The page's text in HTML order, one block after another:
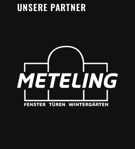
UNSERE PARTNER